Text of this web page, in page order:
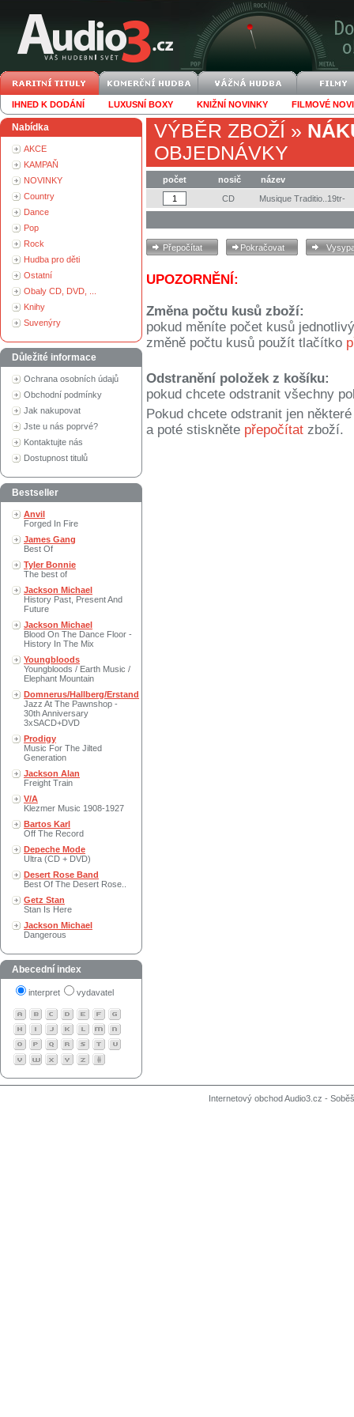
IHNED K DODÁNÍ LUXUSNÍ BOXY KNIŽNÍ NOVINKY FILMOVÉ
Nabídka
AKCE
KAMPAŇ
NOVINKY
Country
Dance
Pop
Rock
Hudba pro děti
Ostatní
Obaly CD, DVD, ...
Knihy
Suvenýry
Důležité informace
Ochrana osobních údajů
Obchodní podmínky
Jak nakupovat
Jste u nás poprvé?
Kontaktujte nás
Dostupnost titulů
Bestseller
Anvil
Forged In Fire
James Gang
Best Of
Tyler Bonnie
The best of
Jackson Michael
History Past, Present And
Future
Jackson Michael
Blood On The Dance Floor -
History In The Mix
Youngbloods
Youngbloods / Earth Music /
Elephant Mountain
Domnerus/Hallberg/Erstand
Jazz At The Pawnshop -
30th Anniversary
3xSACD+DVD
Prodigy
Music For The Jilted
Generation
Jackson Alan
Freight Train
V/A
Klezmer Music 1908-1927
Bartos Karl
Off The Record
Depeche Mode
Ultra (CD + DVD)
Desert Rose Band
Best Of The Desert Rose..
Getz Stan
Stan Is Here
Jackson Michael
Dangerous
Abecední index
interpret vydavatel
VÝBĚR ZBOŽÍ »
OBJEDNÁVKY
počet nosič
název
CD
Musique Traditio..19tr-
UPOZORNĚNÍ:
Změna počtu kusů zboží:
pokud měníte počet kusů
změně počtu kusů použít tlačítko
Odstranění položek z košíku:
pokud chcete odstranit všechny
Pokud chcete odstranit jen
a poté stiskněte přepočítat zboží.
Internetový obchod Audio3.cz -